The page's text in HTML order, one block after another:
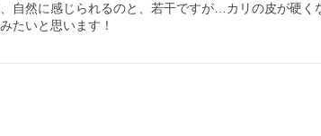
自然に感じられるのと、若干ですが…カリの皮が硬く
たいと思います！